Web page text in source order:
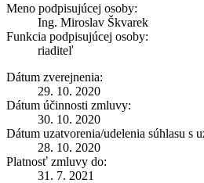
Meno podpisujúcej osoby:
Ing. Miroslav Škvarek
Funkcia podpisujúcej osoby:
riaditeľ
Dátum zverejnenia:
29. 10. 2020
Dátum účinnosti zmluvy:
30. 10. 2020
Dátum uzatvorenia/udelenia súhlasu s
28. 10. 2020
Platnosť zmluvy do:
31. 7. 2021